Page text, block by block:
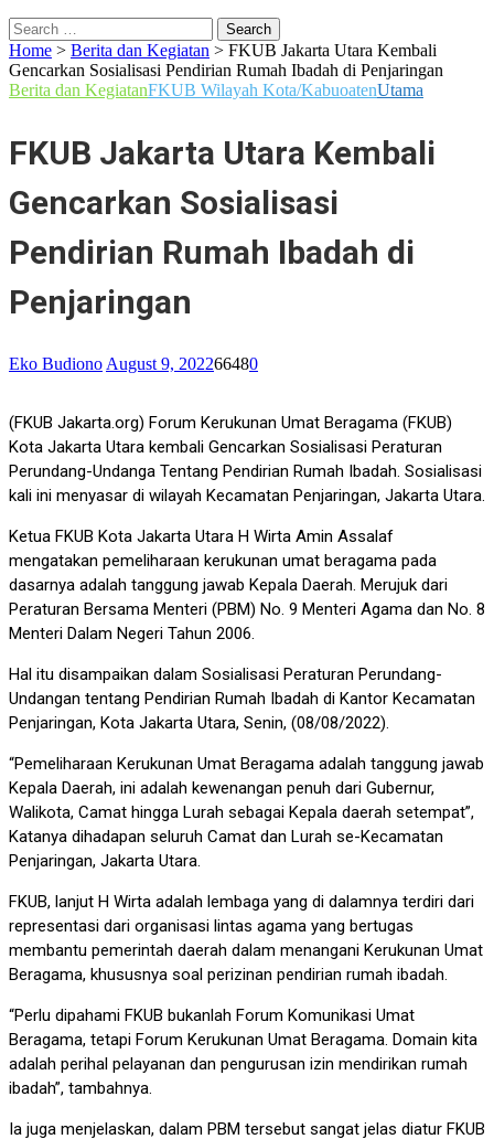
Search
for:
Home > Berita dan Kegiatan > FKUB Jakarta Utara Kembali
Gencarkan Sosialisasi Pendirian Rumah Ibadah di Penjaringan
Berita dan KegiatanFKUB Wilayah Kota/KabuoatenUtama
FKUB Jakarta Utara Kembali
Gencarkan Sosialisasi
Pendirian Rumah Ibadah di
Penjaringan
Eko Budiono August 9, 202266480
(FKUB Jakarta.org) Forum Kerukunan Umat Beragama (FKUB)
Kota Jakarta Utara kembali Gencarkan Sosialisasi Peraturan
Perundang-Undanga Tentang Pendirian Rumah Ibadah. Sosialisasi
kali ini menyasar di wilayah Kecamatan Penjaringan, Jakarta Utara.
Ketua FKUB Kota Jakarta Utara H Wirta Amin Assalaf
mengatakan pemeliharaan kerukunan umat beragama pada
dasarnya adalah tanggung jawab Kepala Daerah. Merujuk dari
Peraturan Bersama Menteri (PBM) No. 9 Menteri Agama dan No. 8
Menteri Dalam Negeri Tahun 2006.
Hal itu disampaikan dalam Sosialisasi Peraturan Perundang-
Undangan tentang Pendirian Rumah Ibadah di Kantor Kecamatan
Penjaringan, Kota Jakarta Utara, Senin, (08/08/2022).
“Pemeliharaan Kerukunan Umat Beragama adalah tanggung jawab
Kepala Daerah, ini adalah kewenangan penuh dari Gubernur,
Walikota, Camat hingga Lurah sebagai Kepala daerah setempat”,
Katanya dihadapan seluruh Camat dan Lurah se-Kecamatan
Penjaringan, Jakarta Utara.
FKUB, lanjut H Wirta adalah lembaga yang di dalamnya terdiri dari
representasi dari organisasi lintas agama yang bertugas
membantu pemerintah daerah dalam menangani Kerukunan Umat
Beragama, khususnya soal perizinan pendirian rumah ibadah.
“Perlu dipahami FKUB bukanlah Forum Komunikasi Umat
Beragama, tetapi Forum Kerukunan Umat Beragama. Domain kita
adalah perihal pelayanan dan pengurusan izin mendirikan rumah
ibadah”, tambahnya.
Ia juga menjelaskan, dalam PBM tersebut sangat jelas diatur FKUB